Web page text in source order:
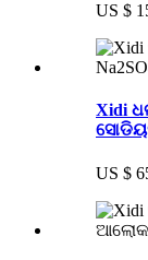
US $
Xidi
US $